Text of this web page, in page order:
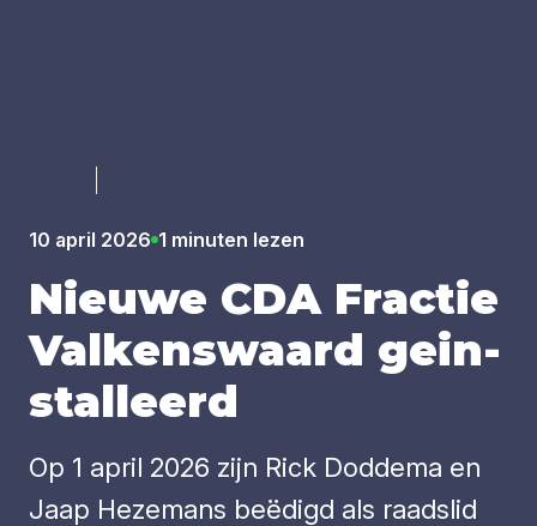
10 april 2026 1 minuten lezen
Nieu­we CDAFrac­tie
Val­kens­waard gein­
stal­leerd
Op 1 april 2026 zijn Rick Doddema en
Jaap Hezemans beëdigd als raadslid